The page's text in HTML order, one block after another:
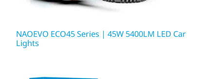
NAOEVO ECO45 Series | 45W 5400LM LED Car
Lights